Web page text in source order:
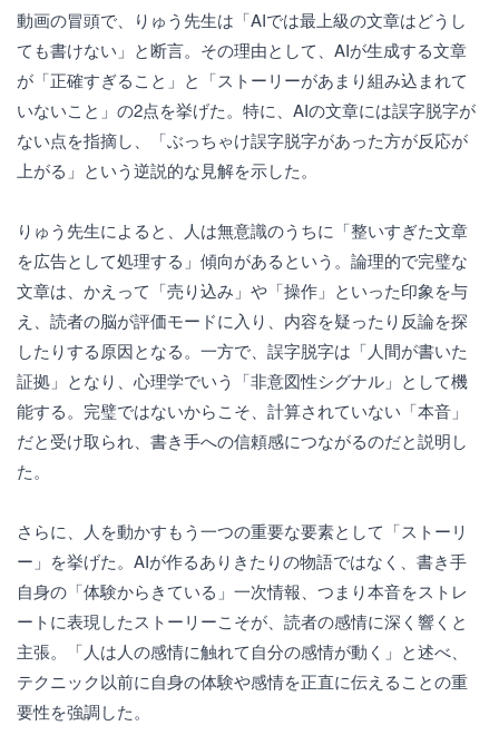
動画の冒頭で、りゅう先生は「AIでは最上級の文章はどうし
ても書けない」と断言。その理由として、AIが生成する文章
が「正確すぎること」と「ストーリーがあまり組み込まれて
いないこと」の2点を挙げた。特に、AIの文章には誤字脱字が
ない点を指摘し、「ぶっちゃけ誤字脱字があった方が反応が
上がる」という逆説的な見解を示した。
りゅう先生によると、人は無意識のうちに「整いすぎた文章
を広告として処理する」傾向があるという。論理的で完璧な
文章は、かえって「売り込み」や「操作」といった印象を与
え、読者の脳が評価モードに入り、内容を疑ったり反論を探
したりする原因となる。一方で、誤字脱字は「人間が書いた
証拠」となり、心理学でいう「非意図性シグナル」として機
能する。完璧ではないからこそ、計算されていない「本音」
だと受け取られ、書き手への信頼感につながるのだと説明し
た。
さらに、人を動かすもう一つの重要な要素として「ストーリ
ー」を挙げた。AIが作るありきたりの物語ではなく、書き手
自身の「体験からきている」一次情報、つまり本音をストレ
ートに表現したストーリーこそが、読者の感情に深く響くと
主張。「人は人の感情に触れて自分の感情が動く」と述べ、
テクニック以前に自身の体験や感情を正直に伝えることの重
要性を強調した。